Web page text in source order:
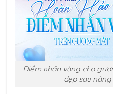
Điểm nhấn vàng cho
đẹp sau